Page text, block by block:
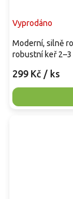
Vyprodáno
299 Kč / ks
Moderní, silně
robustní keř 2–3